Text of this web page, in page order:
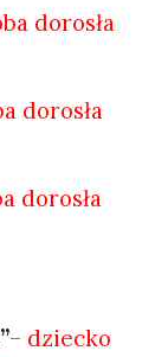
dorosła
dorosła
dorosła
– dziecko